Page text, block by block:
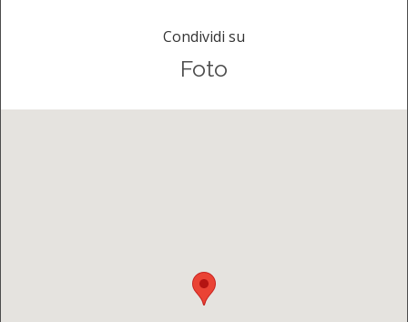
Condividi su
Foto